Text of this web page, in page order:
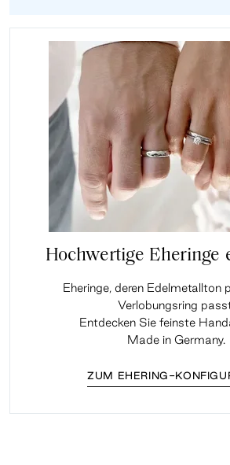
Hochwertige Eheringe
Eheringe, deren Edelmetallton
Verlobungsring
Entdecken Sie feinste
Made in Germany.
ZUM EHERING-